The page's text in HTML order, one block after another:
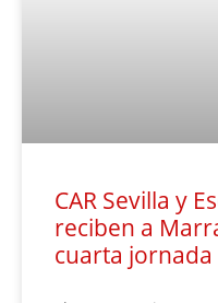
CAR Sevilla y
reciben a
cuarta jornada